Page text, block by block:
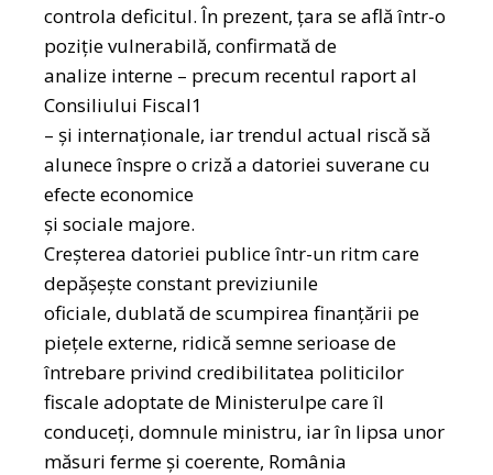
controla deficitul. În prezent, țara se află într-o
poziție vulnerabilă, confirmată de
analize interne – precum recentul raport al
Consiliului Fiscal1
– și internaționale, iar trendul actual riscă să
alunece înspre o criză a datoriei suverane cu
efecte economice
și sociale majore.
Creșterea datoriei publice într-un ritm care
depășește constant previziunile
oficiale, dublată de scumpirea finanțării pe
piețele externe, ridică semne serioase de
întrebare privind credibilitatea politicilor
fiscale adoptate de Ministerulpe care îl
conduceți, domnule ministru, iar în lipsa unor
măsuri ferme și coerente, România